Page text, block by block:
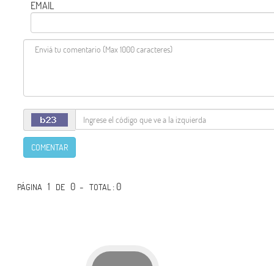
EMAIL
COMENTAR
PÁGINA 1 DE 0 -TOTAL: 0